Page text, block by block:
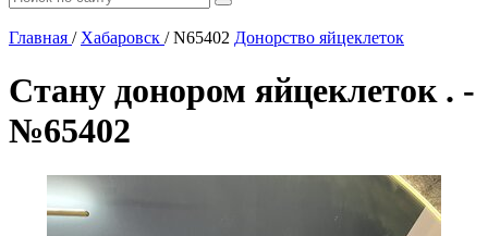
Главная / Хабаровск /N65402 Донорство яйцеклеток
Стану донором яйцеклеток . -
№65402